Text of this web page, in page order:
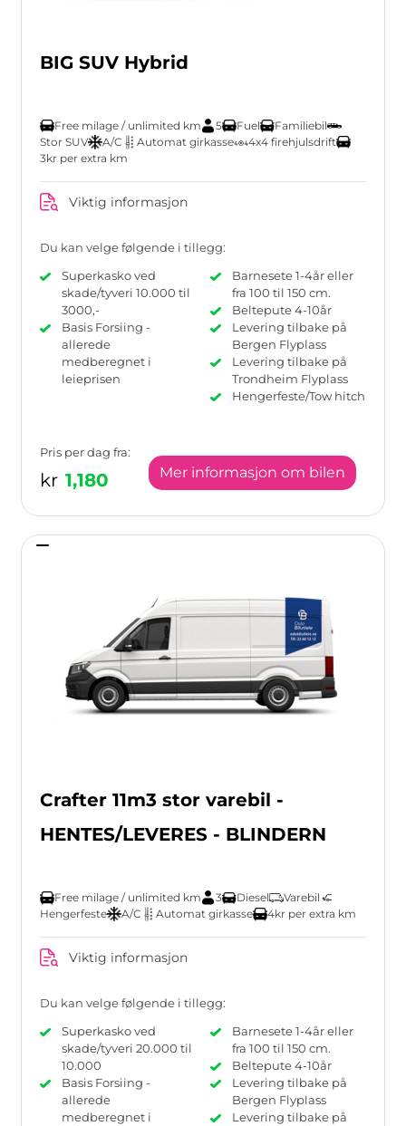
BIG SUV Hybrid
Free milage / unlimited km 5 Fuel
Familiebil
Stor SUV
A/C Automat girkasse
4x4 firehjulsdrift
3kr per extra km
Viktig informasjon
Du kan velge følgende i tillegg:
Superkasko ved
skade/tyveri 10.000 til
3000,-
Basis Forsiing -
allerede
medberegnet i
leieprisen
Barnesete 1-4år eller
fra 100 til 150 cm.
Beltepute 4-10år
Levering tilbake på
Bergen Flyplass
Levering tilbake på
Trondheim Flyplass
Hengerfeste/Tow hitch
Pris per dag fra:
kr 1,180 Mer informasjon om bilen
Crafter 11m3 stor varebil -
HENTES/LEVERES - BLINDERN
Free milage / unlimited km 3 Diesel
Varebil
Hengerfeste
A/C Automat girkasse 4kr per extra km
Viktig informasjon
Du kan velge følgende i tillegg:
Superkasko ved
skade/tyveri 20.000 til
10.000
Basis Forsiing -
allerede
medberegnet i
Barnesete 1-4år eller
fra 100 til 150 cm.
Beltepute 4-10år
Levering tilbake på
Bergen Flyplass
Levering tilbake på